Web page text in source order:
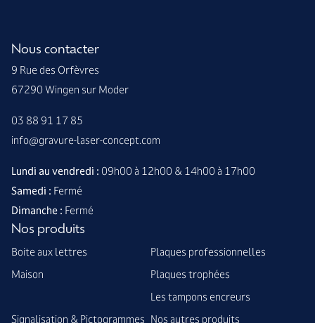
Nous contacter
9 Rue des Orfèvres
67290 Wingen sur Moder
03 88 91 17 85
info@gravure-laser-concept.com
Lundi au vendredi : 09h00 à 12h00 & 14h00 à 17h00
Samedi : Fermé
Dimanche : Fermé
Nos produits
Boite aux lettres
Plaques professionnelles
Maison
Plaques trophées
Les tampons encreurs
Signalisation & Pictogrammes Nos autres produits